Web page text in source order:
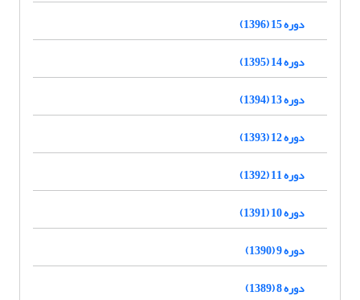
دوره 15 (1396)
دوره 14 (1395)
دوره 13 (1394)
دوره 12 (1393)
دوره 11 (1392)
دوره 10 (1391)
دوره 9 (1390)
دوره 8 (1389)